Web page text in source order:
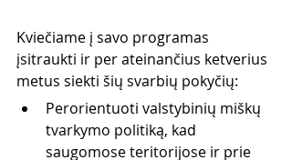
Kviečiame į savo programas
įsitraukti ir per ateinančius ketverius
metus siekti šių svarbių pokyčių:
Perorientuoti valstybinių miškų
tvarkymo politiką, kad
saugomose teritorijose ir prie